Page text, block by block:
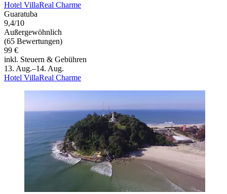
Hotel VillaReal Charme
Guaratuba
9,4/10
Außergewöhnlich
(65 Bewertungen)
99 €
inkl. Steuern & Gebühren
13. Aug.–14. Aug.
Hotel VillaReal Charme